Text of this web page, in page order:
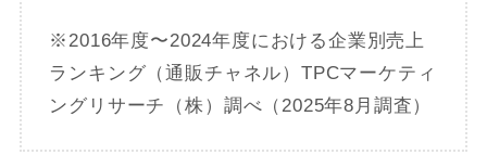
※2016年度〜2024年度における企業別売上
ランキング（通販チャネル）TPCマーケティ
ングリサーチ（株）調べ（2025年8月調査）